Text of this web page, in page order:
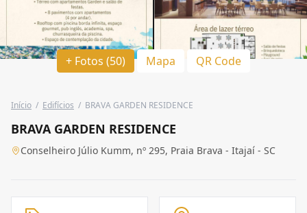
+ Fotos (50) Mapa QR Code
Início / Edifícios / BRAVA GARDEN RESIDENCE
BRAVA GARDEN RESIDENCE
Conselheiro Júlio Kumm, nº 295, Praia Brava - Itajaí - SC